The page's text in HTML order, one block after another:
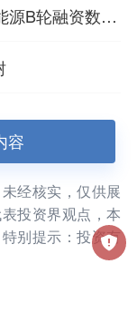
源B轮融资数亿
容
经核实，仅供展
投资界观点，本
别提示：投资有